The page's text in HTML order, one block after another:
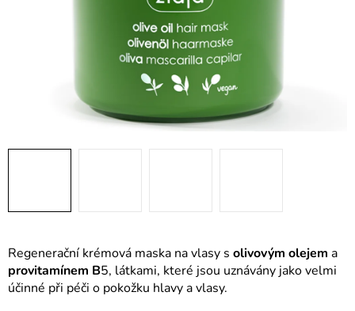
Regenerační krémová maska na vlasy s olivovým olejem a
provitamínem B5, látkami, které jsou uznávány jako velmi
účinné při péči o pokožku hlavy a vlasy.